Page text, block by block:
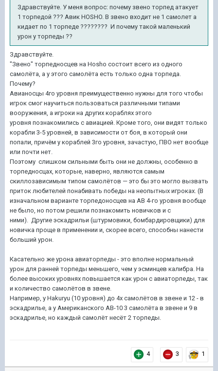
Здравствуйте. У меня вопрос: почему звено торпед атакует
1 торпедой ??? Авик HOSHO. В звено входит не 1 самолет а
кидает по 1 торпеде ???????? И почему такой маленький
урон у торпеды ??
Здравствуйте.
"Звено" торпедносцев на Hosho состоит всего из одного
самолёта, а у этого самолёта есть только одна торпеда.
Почему?
Авианосцы 4го уровня преимущественно нужны для того чтобы
игрок смог научиться пользоваться различными типами
вооружения, а игроки на других кораблях этого
уровня познакомились с авиацией. Кроме того, они видят только
корабли 3-5 уровней, в зависимости от боя, в который они
попали, причём у кораблей 3го уровня, зачастую, ПВО нет вообще
или почти нет.
Поэтому слишком сильными быть они не должны, особенно в
торпедносцах, которые, наверно, являются самым
скиллозависимым типом самолётов — это бы это могло вызвать
приток любителей понабивать победы на неопытных игроках. (В
изначальном варианте торпедоносцев на АВ 4-го уровня вообще
не было, но потом решили познакомить новичков и с
ними). Другие эскадрильи (штурмовики, бомбардировщики) для
новичка проще в применении и, скорее всего, способны нанести
больший урон.
Касательно же урона авиаторпеды - это вполне нормальный
урон для ранней торпеды меньшего, чем у эсминцев калибра. На
более высоких уровнях повышается как урон с авиаторпеды, так
и количество самолётов в звене.
Например, у Hakuryu (10 уровня) до 4х самолётов в звене и 12 - в
эскадрилье, а у Американского АВ-10 3 самолёта в звене и 9 в
эскадрилье, но каждый самолёт несёт 2 торпеды.
4 3 1